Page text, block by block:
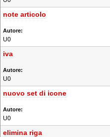
note articolo
U0
iva
U0
nuovo set di icone
U0
elimina riga